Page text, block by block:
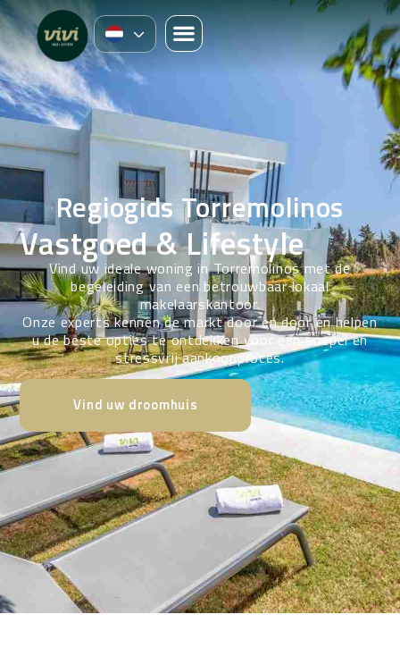
Regiogids Torremolinos
Vastgoed & Lifestyle
Vind uw ideale woning in Torremolinos met de
begeleiding van een betrouwbaar lokaal
makelaarskantoor.
Onze experts kennen de markt door en door en helpen
u de beste opties te ontdekken voor een soepel en
stressvrij aankoopproces.
Vind uw droomhuis